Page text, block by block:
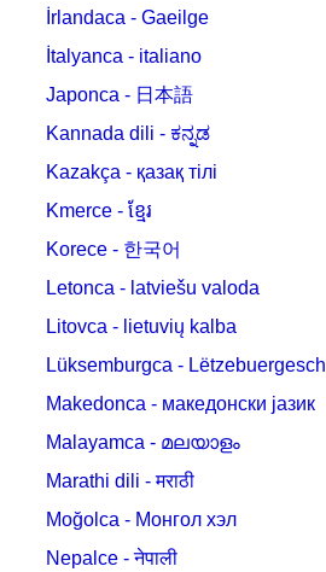
İrlandaca - Gaeilge
İtalyanca - italiano
Japonca - 日本語
Kannada dili - ಕನ್ನಡ
Kazakça - қазақ тілі
Kmerce - ខ្មែរ
Korece - 한국어
Letonca - latviešu valoda
Litovca - lietuvių kalba
Lüksemburgca - Lëtzebuergesch
Makedonca - македонски јазик
Malayamca - മലയാളം
Marathi dili - मराठी
Moğolca - Монгол хэл
Nepalce - नेपाली